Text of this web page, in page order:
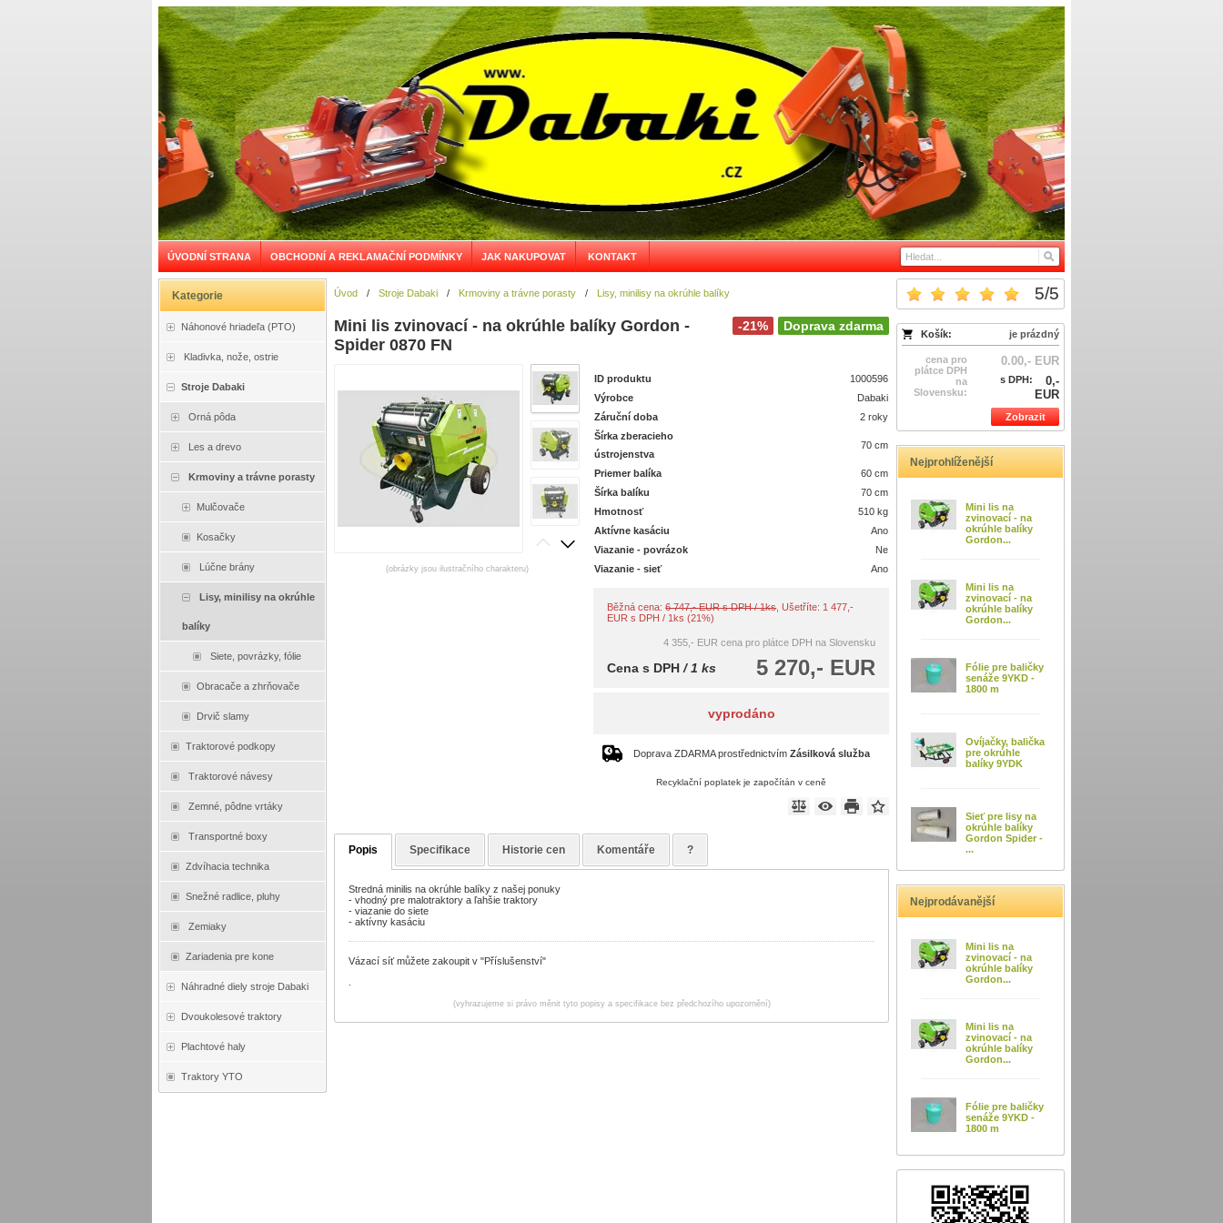
ÚVODNÍ STRANA OBCHODNÍ A REKLAMAČNÍ PODMÍNKY JAK NAKUPOVAT KONTAKT
Kategorie
Náhonové hriadeľa (PTO)
Kladivka, nože, ostrie
Stroje Dabaki
Orná pôda
Les a drevo
Krmoviny a trávne porasty
Mulčovače
Kosačky
Lúčne brány
Lisy, minilisy na okrúhle
balíky
Siete, povrázky, fólie
Obracače a zhrňovače
Drvič slamy
Traktorové podkopy
Traktorové návesy
Zemné, pôdne vrtáky
Transportné boxy
Zdvíhacia technika
Snežné radlice, pluhy
Zemiaky
Zariadenia pre kone
Náhradné diely stroje Dabaki
Dvoukolesové traktory
Plachtové haly
Traktory YTO
5/5
Košík: je prázdný
cena pro
plátce DPH
na
Slovensku:
0.00,- EUR
s DPH:
0,-
EUR
Zobrazit
Nejprohlíženější
Mini lis na
zvinovací - na
okrúhle balíky
Gordon...
Mini lis na
zvinovací - na
okrúhle balíky
Gordon...
Fólie pre baličky
senáže 9YKD -
1800 m
Ovíjačky, balička
pre okrúhle
balíky 9YDK
Sieť pre lisy na
okrúhle balíky
Gordon Spider -
...
Nejprodávanější
Mini lis na
zvinovací - na
okrúhle balíky
Gordon...
Mini lis na
zvinovací - na
okrúhle balíky
Gordon...
Fólie pre baličky
senáže 9YKD -
1800 m
Úvod / Stroje Dabaki / Krmoviny a trávne porasty / Lisy, minilisy na okrúhle balíky
Doprava zdarma
-21%
Mini lis zvinovací - na okrúhle balíky Gordon -
Spider 0870 FN
(obrázky jsou ilustračního charakteru)
ID produktu
1000596
Výrobce
Dabaki
Záruční doba
2 roky
Šírka zberacieho
ústrojenstva
70 cm
Priemer balíka
60 cm
Šírka balíku
70 cm
Hmotnosť
510 kg
Aktívne kasáciu
Ano
Viazanie - povrázok
Ne
Viazanie - sieť
Ano
Běžná cena:6 747,- EUR s DPH / 1ks, Ušetříte: 1 477,-
EUR s DPH / 1ks (21%)
4 355,- EUR cena pro plátce DPH na Slovensku
5 270,- EUR
Cena s DPH / 1 ks
vyprodáno
Doprava ZDARMA prostřednictvímZásilková služba
Recyklační poplatek je započítán v ceně
Popis Specifikace Historie cen Komentáře ?
Stredná minilis na okrúhle balíky z našej ponuky
- vhodný pre malotraktory a ľahšie traktory
- viazanie do siete
- aktívny kasáciu
Vázací síť můžete zakoupit v "Příslušenství"
(vyhrazujeme si právo měnit tyto popisy a specifikace bez předchozího upozornění)